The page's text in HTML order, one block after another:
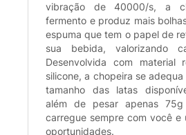
vibração de 40000/s, a
fermento e produz mais
espuma que tem o papel de
sua bebida, valorizando
Desenvolvida com material
silicone, a chopeira se
tamanho das latas
além de pesar apenas
carregue sempre com você e
oportunidades.